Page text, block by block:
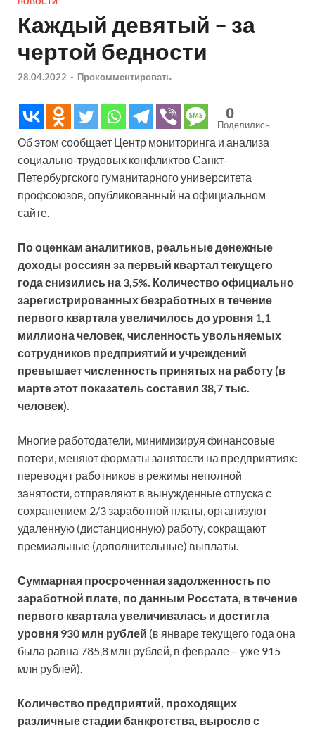
Каждый девятый – за
чертой бедности
28.04.2022 - Прокомментировать
0
Поделились
Об этом сообщает Центр мониторинга и анализа
социально-трудовых конфликтов Санкт-
Петербургского гуманитарного университета
профсоюзов, опубликованный на официальном
сайте.
По оценкам аналитиков, реальные денежные
доходы россиян за первый квартал текущего
года снизились на 3,5%. Количество официально
зарегистрированных безработных в течение
первого квартала увеличилось до уровня 1,1
миллиона человек, численность увольняемых
сотрудников предприятий и учреждений
превышает численность принятых на работу (в
марте этот показатель составил 38,7 тыс.
человек).
Многие работодатели, минимизируя финансовые
потери, меняют форматы занятости на предприятиях:
переводят работников в режимы неполной
занятости, отправляют в вынужденные отпуска с
сохранением 2/3 заработной платы, организуют
удаленную (дистанционную) работу, сокращают
премиальные (дополнительные) выплаты.
Суммарная просроченная задолженность по
заработной плате, по данным Росстата, в течение
первого квартала увеличивалась и достигла
уровня 930 млн рублей (в январе текущего года она
была равна 785,8 млн рублей, в феврале – уже 915
млн рублей).
Количество предприятий, проходящих
различные стадии банкротства, выросло с